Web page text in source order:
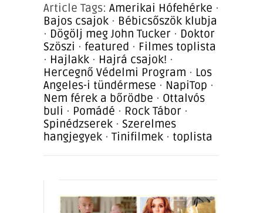
Article Tags: Amerikai Hófehérke ·
Bajos csajok · Bébicsőszök klubja
· Dögölj meg John Tucker · Doktor
Szöszi · featured · Filmes toplista
· Hajlakk · Hajrá csajok! ·
Hercegnő Védelmi Program · Los
Angeles-i tündérmese · NapiTop ·
Nem férek a bőrödbe · Ottalvós
buli · Pomádé · Rock Tábor ·
Spinédzserek · Szerelmes
hangjegyek · Tinifilmek · toplista